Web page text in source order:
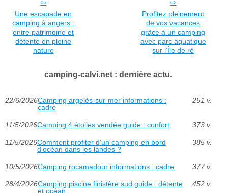
Une escapade en
camping à angers :
entre patrimoine et
détente en pleine
nature
Profitez pleinement
de vos vacances
grâce à un camping
avec parc aquatique
sur l’Île de ré
camping-calvi.net : dernière actu.
22/6/2026Camping argelès-sur-mer informations :
cadre
251 v.
11/5/2026Camping 4 étoiles vendée guide : confort 373 v.
11/5/2026Comment profiter d’un camping en bord
d’océan dans les landes ?
385 v.
10/5/2026Camping rocamadour informations : cadre 377 v.
28/4/2026Camping piscine finistère sud guide : détente
et océan
452 v.